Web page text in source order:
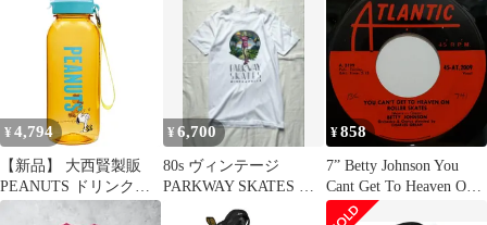
23.5～26cm Inline skates
大人 子供用 ジュニア
ローラー ローラーブレ
ード 女の子 男の子 初
心者向け 耐久 通気性
安全 静音 全ウィルが光
る 4サイズ調整可能 バ
ッグ付き
えない付き
¥ 4,794
【新品】 大西賢製販
PEANUTS ドリンクボ
トル WITH ストラップ
¥6,700
80s ヴィンテージ
PARKWAY SKATES ア
ートプリント Tシャツ
¥858
7” Betty Johnson You
Cant Get To Heaven On
Roller Skates 45AT2009